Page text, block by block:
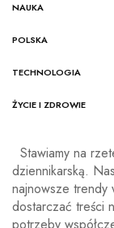
NAUKA
POLSKA
TECHNOLOGIA
ŻYCIE I ZDROWIE
Stawiamy na
dziennikarską.
najnowsze trendy
dostarczać treści